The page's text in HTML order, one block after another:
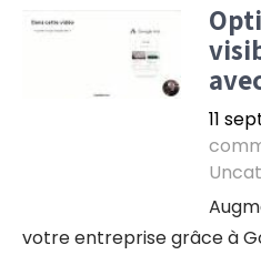
11
votre entreprise grâce à